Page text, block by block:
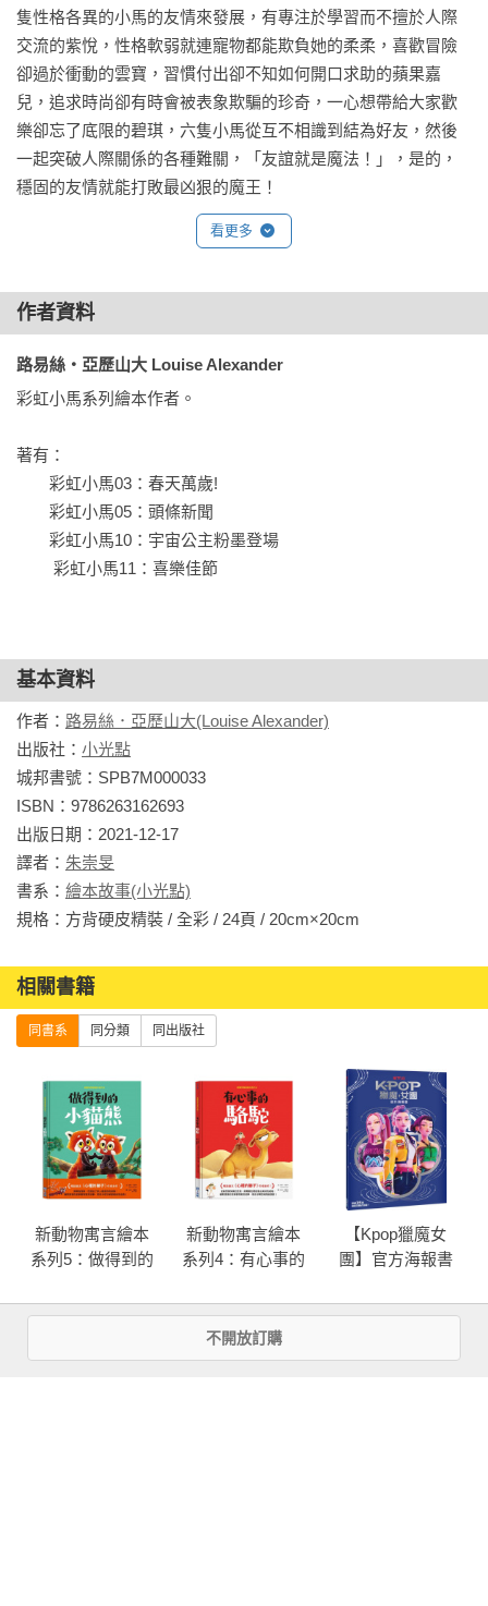
隻性格各異的小馬的友情來發展，有專注於學習而不擅於人際
交流的紫悅，性格軟弱就連寵物都能欺負她的柔柔，喜歡冒險
卻過於衝動的雲寶，習慣付出卻不知如何開口求助的蘋果嘉
兒，追求時尚卻有時會被表象欺騙的珍奇，一心想帶給大家歡
樂卻忘了底限的碧琪，六隻小馬從互不相識到結為好友，然後
一起突破人際關係的各種難關，「友誼就是魔法！」，是的，
穩固的友情就能打敗最凶狠的魔王！
小馬的世界不是一概的和平，朋友之間的相處也不總是和諧。
孩子能夠透過小馬之間的互動學習到朋友之間的相處、爭執、
分享小馬們的冒險故事吧！
-《彩虹小馬》故事，全球已經出版32種語言版本
的問題。
★珍奇＝獨角獸＝
經營旋轉木馬時裝店的珍奇，可以說是時尚的代表，最喜歡幫
朋友設計衣服，破壞時尚感的事是珍奇最無法接受的。珍奇同
時也是和諧之源中「慷慨」的代表。
★雲寶＝飛馬＝
速度的代表，當雲寶飛行突破音速之後，會產生「彩虹音
爆」，這也是雲寶歷經無數的嘗試及練習之後才學會的絕招。
★柔柔＝飛馬＝
性格溫和到可以說軟弱的柔柔，能安撫大、小動物，並與動物
們溝通。雖然溫柔，但為了朋友，柔柔也可以很勇敢。柔柔同
時也是和諧之源中「善良」的代表。
★蘋果嘉兒＝陸馬＝
個性耿直，腳踏實地，朋友需要幫忙總是跑第一個，超級講義
氣的蘋果嘉兒，卻老是在自己遇到困難時逞強。蘋果嘉兒同時
也是和諧之源中「誠實」的代表。
朋友之間的開心果，派對狂，隨身帶著各式各樣派對小物，隨
時都能給大家一個「驚」喜。但她的樂觀也常幫大家解決問
看更多
作者資料
路易絲‧亞歷山大 Louise Alexander
彩虹小馬系列繪本作者。
著有：
彩虹小馬03：春天萬歲!
彩虹小馬05：頭條新聞
彩虹小馬10：宇宙公主粉墨登場
彩虹小馬11：喜樂佳節
基本資料
作者： 路易絲．亞歷山大(Louise Alexander)
出版社： 小光點
城邦書號：SPB7M000033
ISBN：9786263162693
出版日期：2021-12-17
譯者： 朱崇旻
書系： 繪本故事(小光點)
規格：方背硬皮精裝 / 全彩 / 24頁 / 20cm×20cm
相關書籍
同書系 同分類 同出版社
新動物寓言繪本
系列5：做得到的
新動物寓言繪本
系列4：有心事的
【Kpop獵魔女
團】官方海報書
不開放訂購